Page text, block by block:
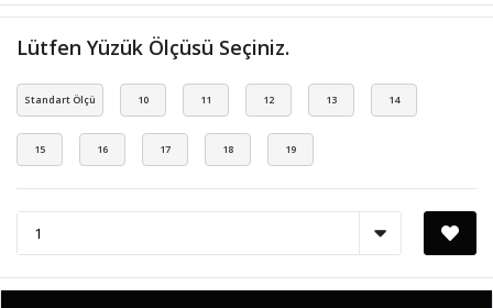
Lütfen Yüzük Ölçüsü Seçiniz.
Standart Ölçü 10 11 12 13 14
15 16 17 18 19